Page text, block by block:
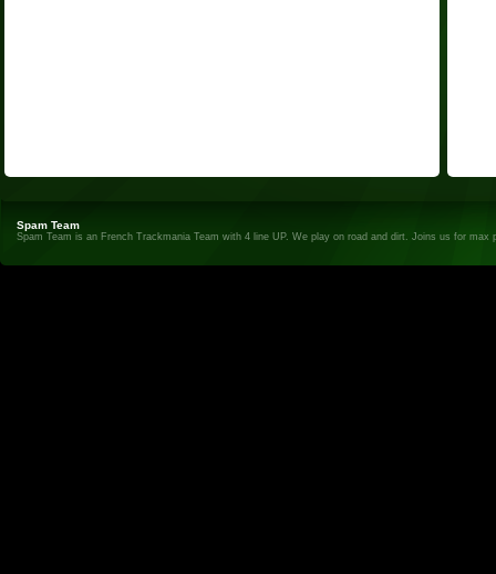
Spam Team
Spam Team is an French Trackmania Team with 4 line UP. We play on road and dirt. Joins us for max